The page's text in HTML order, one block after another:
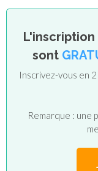
sont
Inscrivez-vous en
Remarque : une